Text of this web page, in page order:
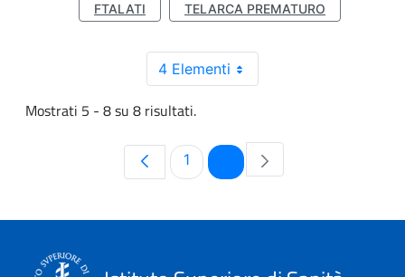
FTALATI
TELARCA PREMATURO
4 Elementi
Mostrati 5 - 8 su 8 risultati.
Pagina
1 Pagina